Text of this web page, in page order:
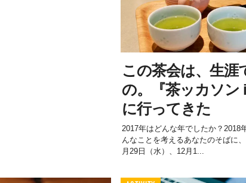
この茶会は、生涯
の。『茶ッカソン
に行ってきた
2017年はどんな年でしたか？2018
んなことを考えるあなたのそばに
月29日（水）、12月1...